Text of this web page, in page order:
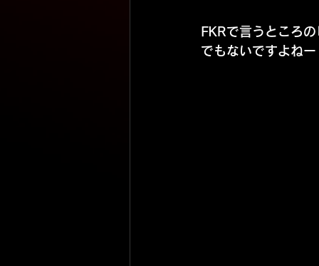
FKRで言うところ
でもないですよねー